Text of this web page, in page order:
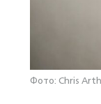
Фото: Chris